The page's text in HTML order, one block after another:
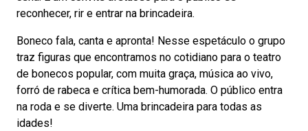
reconhecer, rir e entrar na brincadeira.
Boneco fala, canta e apronta! Nesse espetáculo o grupo
traz figuras que encontramos no cotidiano para o teatro
de bonecos popular, com muita graça, música ao vivo,
forró de rabeca e crítica bem-humorada. O público entra
na roda e se diverte. Uma brincadeira para todas as
idades!